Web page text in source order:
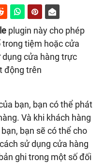
plugin này cho phép
trong tiệm hoặc cửa
dụng cửa hàng trực
động trên
bạn, bạn có thể phát
Và khi khách hàng
bạn sẽ có thể cho
sử dụng cửa hàng
ghi trong một số đối